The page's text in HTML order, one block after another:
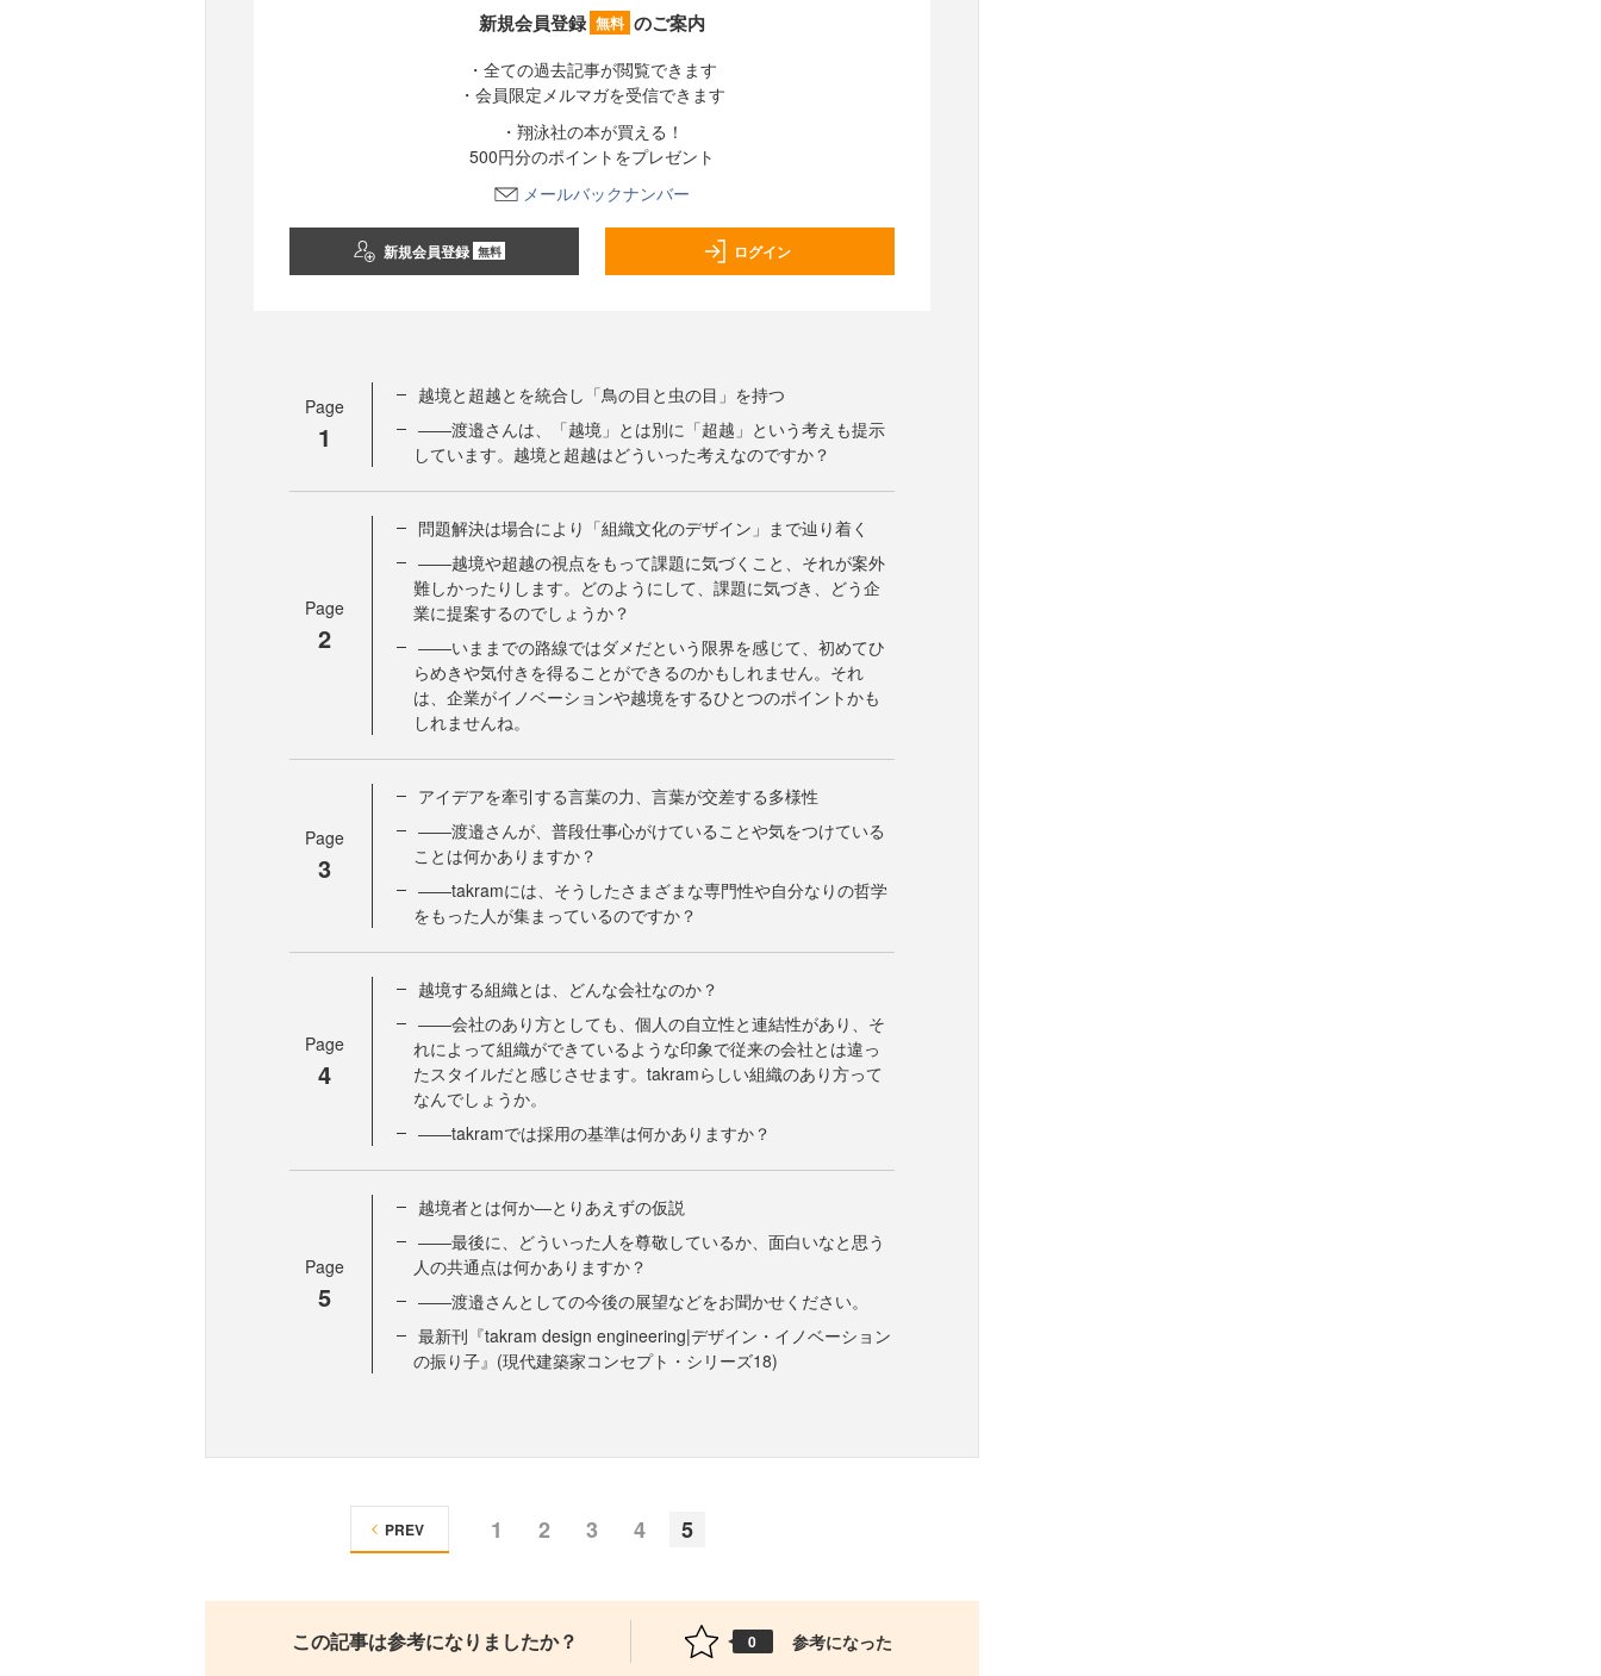
新規会員登録 無料 のご案内
・全ての過去記事が閲覧できます
・会員限定メルマガを受信できます
・翔泳社の本が買える！
500円分のポイントをプレゼント
メールバックナンバー
新規会員登録 無料 ログイン
Page
1
越境と超越とを統合し「鳥の目と虫の目」を持つ
――渡邉さんは、「越境」とは別に「超越」という考えも提示
しています。越境と超越はどういった考えなのですか？
Page
2
問題解決は場合により「組織文化のデザイン」まで辿り着く
――越境や超越の視点をもって課題に気づくこと、それが案外
難しかったりします。どのようにして、課題に気づき、どう企
業に提案するのでしょうか？
――いままでの路線ではダメだという限界を感じて、初めてひ
らめきや気付きを得ることができるのかもしれません。それ
は、企業がイノベーションや越境をするひとつのポイントかも
しれませんね。
Page
3
アイデアを牽引する言葉の力、言葉が交差する多様性
――渡邉さんが、普段仕事心がけていることや気をつけている
ことは何かありますか？
――takramには、そうしたさまざまな専門性や自分なりの哲学
をもった人が集まっているのですか？
Page
4
越境する組織とは、どんな会社なのか？
――会社のあり方としても、個人の自立性と連結性があり、そ
れによって組織ができているような印象で従来の会社とは違っ
たスタイルだと感じさせます。takramらしい組織のあり方って
なんでしょうか。
――takramでは採用の基準は何かありますか？
Page
5
越境者とは何か―とりあえずの仮説
――最後に、どういった人を尊敬しているか、面白いなと思う
人の共通点は何かありますか？
――渡邉さんとしての今後の展望などをお聞かせください。
最新刊『takram design engineering|デザイン・イノベーション
の振り子』(現代建築家コンセプト・シリーズ18)
1 2 3 4 5
PREV
この記事は参考になりましたか？ 0 参考になった